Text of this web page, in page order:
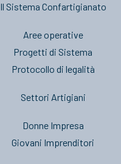
Il Sistema Confartigianato
Aree operative
Progetti di Sistema
Protocollo di legalità
Settori Artigiani
Donne Impresa
Giovani Imprenditori